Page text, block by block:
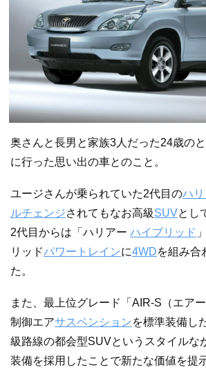
奥さんと長男と家族3人だった24歳の
に行った思い出の車とのこと。
ユージさんが乗られていた2代目のハ
ルチェンジされてもなお高級SUVとし
2代目からは「ハリアー ハイブリッド
リッドパワートレインに4WDを組み合
た。
また、最上位グレード「AIR-S（エア
制御エアサスペンションを標準装備し
級路線の都会型SUVというスタイルな
装備を採用したことで新たな価値を提